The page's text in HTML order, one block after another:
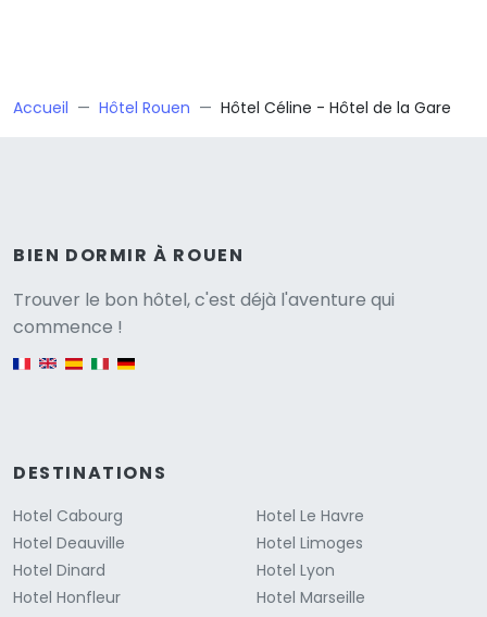
Accueil Hôtel Rouen Hôtel Céline - Hôtel de la Gare
BIEN DORMIR À ROUEN
Trouver le bon hôtel, c'est déjà l'aventure qui
commence !
English version
DESTINATIONS
Hotel Cabourg
Hotel Deauville
Hotel Dinard
Hotel Honfleur
Hotel Le Havre
Hotel Limoges
Hotel Lyon
Hotel Marseille